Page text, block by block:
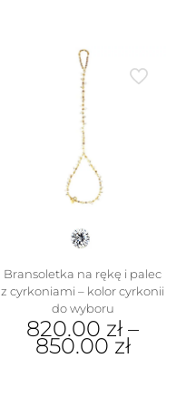
Bransoletka na rękę i palec
z cyrkoniami – kolor cyrkonii
do wyboru
820.00 zł –
850.00 zł